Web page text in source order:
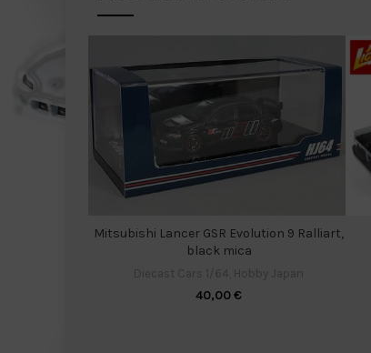
Mitsubishi Lancer GSR Evolution 9 Ralliart,
black mica
40,00€